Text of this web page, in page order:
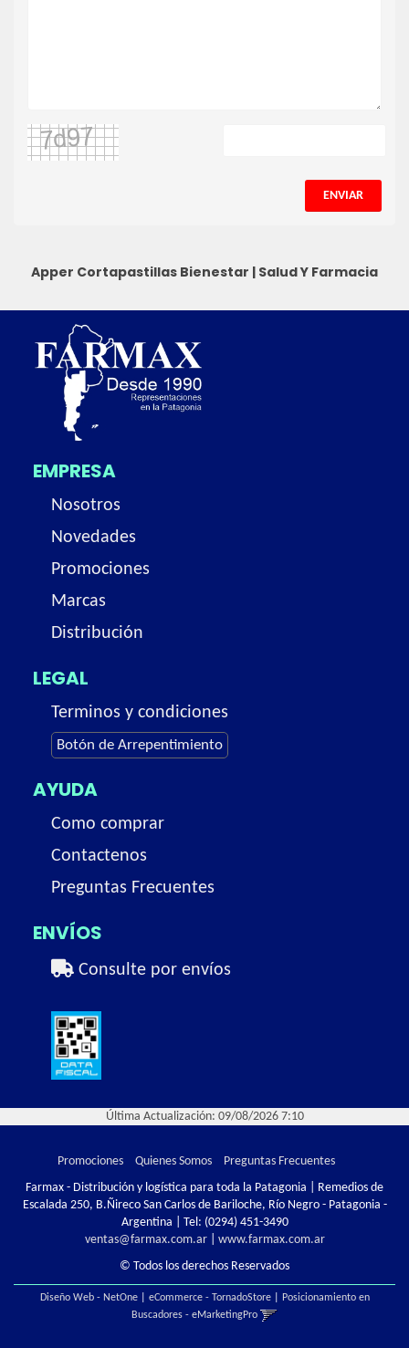
ENVIAR
Apper Cortapastillas Bienestar | Salud Y Farmacia
EMPRESA
Nosotros
Novedades
Promociones
Marcas
Distribución
LEGAL
Terminos y condiciones
Botón de Arrepentimiento
AYUDA
Como comprar
Contactenos
Preguntas Frecuentes
ENVÍOS
Consulte por envíos
Última Actualización: 09/08/2026 7:10
Promociones Quienes Somos
Preguntas Frecuentes
Farmax - Distribución y logística para toda la Patagonia | Remedios de
Escalada 250, B.Ñireco San Carlos de Bariloche, Río Negro - Patagonia -
Argentina | Tel: (0294) 451-3490
ventas@farmax.com.ar| www.farmax.com.ar
© Todos los derechos Reservados
Diseño Web - NetOne| eCommerce - TornadoStore|
Posicionamiento en
Buscadores - eMarketingPro